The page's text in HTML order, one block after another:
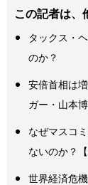
この記者は、
タックス・
のか？
安倍首相は
ガー・山本博
なぜマスコ
ないのか？
世界経済危